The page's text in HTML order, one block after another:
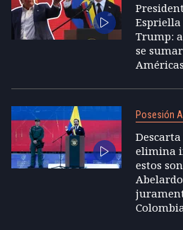
Trump:
se
Posesión
elimina
estos